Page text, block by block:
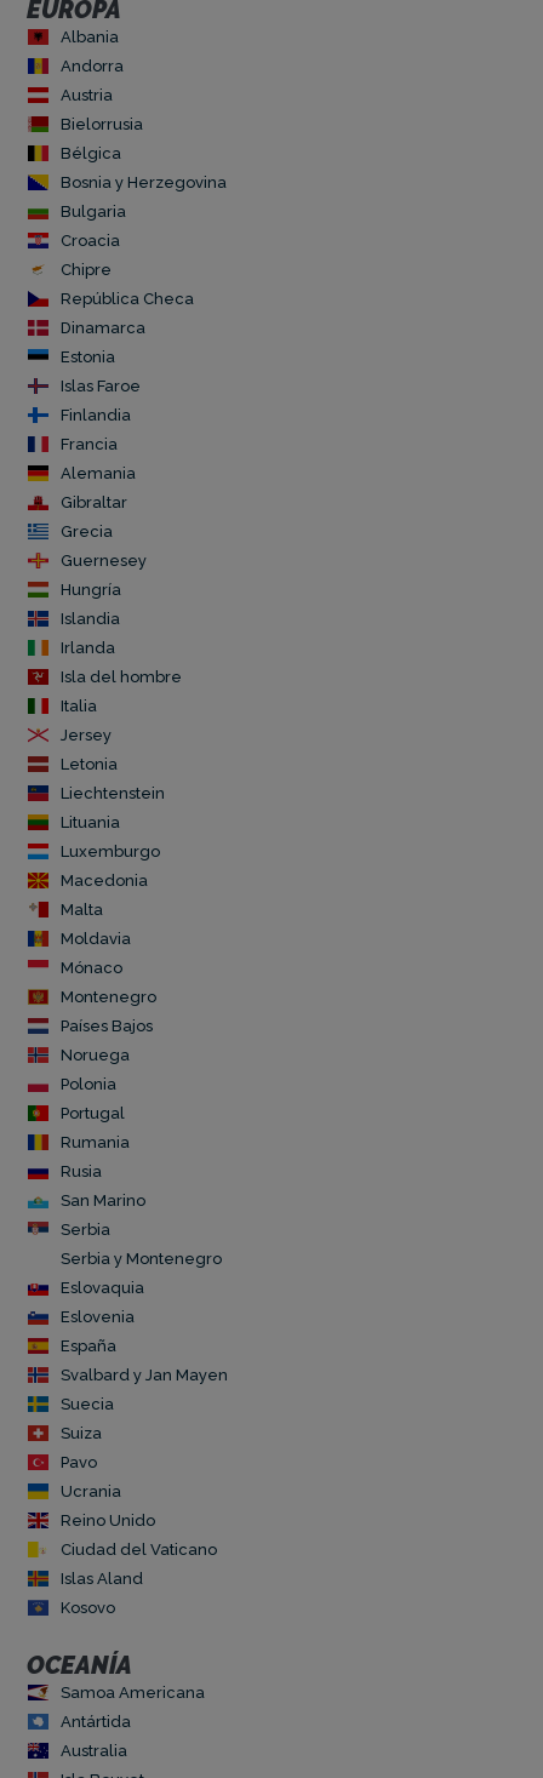
EUROPA
Albania
Andorra
Austria
Bielorrusia
Bélgica
Bosnia y Herzegovina
Bulgaria
Croacia
Chipre
República Checa
Dinamarca
Estonia
Islas Faroe
Finlandia
Francia
Alemania
Gibraltar
Grecia
Guernesey
Hungría
Islandia
Irlanda
Isla del hombre
Italia
Jersey
Letonia
Liechtenstein
Lituania
Luxemburgo
Macedonia
Malta
Moldavia
Mónaco
Montenegro
Países Bajos
Noruega
Polonia
Portugal
Rumania
Rusia
San Marino
Serbia
Serbia y Montenegro
Eslovaquia
Eslovenia
España
Svalbard y Jan Mayen
Suecia
Suiza
Pavo
Ucrania
Reino Unido
Ciudad del Vaticano
Islas Aland
Kosovo
OCEANÍA
Samoa Americana
Antártida
Australia